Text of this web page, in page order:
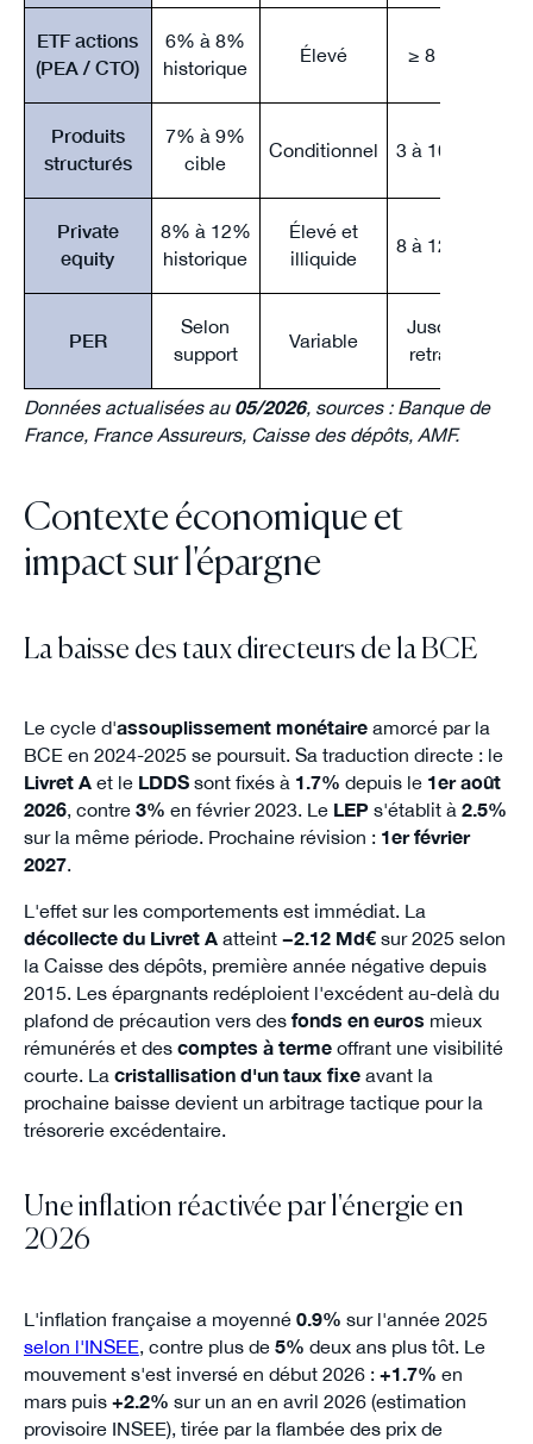
ETF actions
(PEA / CTO)
6% à 8%
historique
Élevé ≥ 8 ans
Produits
structurés
7% à 9%
cible
Conditionnel 3 à 10 ans
Private
equity
8% à 12%
historique
Élevé et
illiquide
8 à 12 ans
PER
Selon
support
Variable
Jusqu'à
retraite
Données actualisées au 05/2026, sources : Banque de
France, France Assureurs, Caisse des dépôts, AMF.
Contexte économique et
impact sur l'épargne
La baisse des taux directeurs de la BCE
Le cycle d'assouplissement monétaireamorcé par la
BCE en 2024-2025 se poursuit. Sa traduction directe : le
Livret Aet le LDDSsont fixés à 1.7% depuis le 1er août
2026, contre 3% en février 2023. Le LEPs'établit à 2.5%
sur la même période. Prochaine révision : 1er février
2027.
L'effet sur les comportements est immédiat. La
décollecte du Livret Aatteint −2.12 Md€sur 2025 selon
la Caisse des dépôts, première année négative depuis
2015. Les épargnants redéploient l'excédent au-delà du
plafond de précaution vers des fonds en euros mieux
rémunérés et des comptes à termeoffrant une visibilité
courte. La cristallisation d'un taux fixeavant la
prochaine baisse devient un arbitrage tactique pour la
trésorerie excédentaire.
Une inflation réactivée par l'énergie en
2026
L'inflation française a moyenné 0.9% sur l'année 2025
selon l'INSEE, contre plus de 5% deux ans plus tôt. Le
mouvement s'est inversé en début 2026 : +1.7% en
mars puis +2.2% sur un an en avril 2026 (estimation
provisoire INSEE), tirée par la flambée des prix de